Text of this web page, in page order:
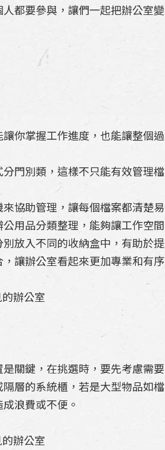
都要參與，讓們一起把辦公室
你掌握工作進度，也能讓整個
門別類，這樣不只能有效管理
協助管理，讓每個檔案都清楚
用品分類整理，能夠讓工作空
放入不同的收納盒中，有助於
讓辦公室看起來更加專業和有
關鍵，在挑選時，要先考慮需
層的系統櫃，若是大型物品如
浪費或不便。